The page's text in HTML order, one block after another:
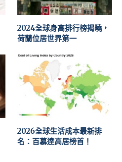
2024全球身高排行榜揭曉，
荷蘭位居世界第一
2026全球生活成本最新排
名：百慕達高居榜首！